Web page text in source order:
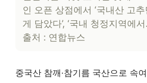
인 오픈 상점에서 ‘국내산 고
게 담았다’, ‘국내 청정지역에
출처 : 연합뉴스
중국산 참깨·참기름 국산으로 속